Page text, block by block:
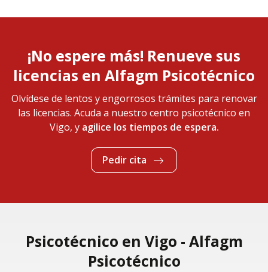
¡No espere más! Renueve sus
licencias en Alfagm Psicotécnico
Olvídese de lentos y engorrosos trámites para renovar
las licencias. Acuda a nuestro centro psicotécnico en
Vigo, y agilice los tiempos de espera.
Pedir cita
Psicotécnico en Vigo - Alfagm
Psicotécnico